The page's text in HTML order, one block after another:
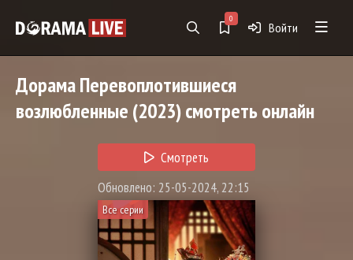
0
Войти
ДорамаПеревоплотившиеся
возлюбленные (2023) смотреть онлайн
Смотреть
Обновлено: 25-05-2024, 22:15
Все серии